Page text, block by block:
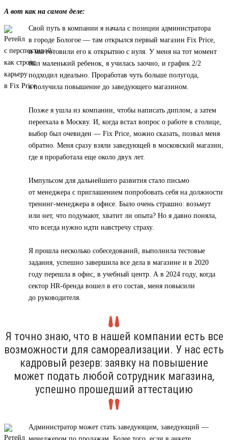
А вот как на самом деле:
Свой путь в компании я начала с позиции администратора
в городе Бологое — там открылся первый магазин Fix Price,
и мы готовили его к открытию с нуля. У меня на тот момент
был маленький ребенок, я училась заочно, и график 2/2
подходил идеально. Проработав чуть больше полугода,
я получила повышение до заведующего магазином.
Позже я ушла из компании, чтобы написать диплом, а затем
переехала в Москву. И, когда встал вопрос о работе в столице,
выбор был очевиден — Fix Price, можно сказать, позвал меня
обратно. Меня сразу взяли заведующей в московский магазин,
где я проработала еще около двух лет.
Импульсом для дальнейшего развития стало письмо
от менеджера с приглашением попробовать себя на должности
тренинг-менеджера в офисе. Было очень страшно: возьмут
или нет, что подумают, хватит ли опыта? Но я давно поняла,
что всегда нужно идти навстречу страху.
Я прошла несколько собеседований, выполнила тестовые
задания, успешно завершила все дела в магазине и в 2020
году перешла в офис, в учебный центр. А в 2024 году, когда
сектор HR-бренда вошел в его состав, меня повысили
до руководителя.
Я точно знаю, что в нашей компании есть все
возможности для самореализации. У нас есть
кадровый резерв: заявку на повышение
может подать любой сотрудник магазина,
успешно прошедший аттестацию
Администратор может стать заведующим, заведующий —